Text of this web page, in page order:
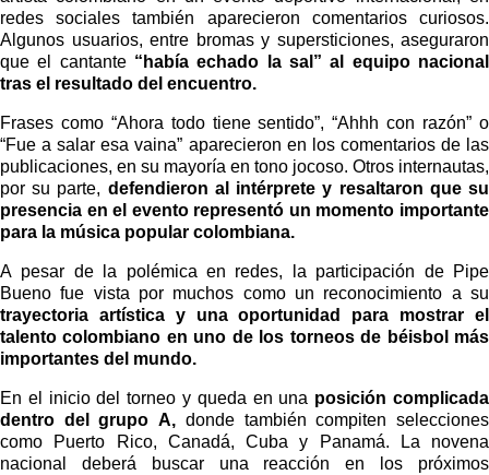
redes sociales también aparecieron comentarios curiosos.
Algunos usuarios, entre bromas y supersticiones, aseguraron
que el cantante“había echado la sal” al equipo nacional
tras el resultado del encuentro.
Frases como “Ahora todo tiene sentido”, “Ahhh con razón” o
“Fue a salar esa vaina” aparecieron en los comentarios de las
publicaciones, en su mayoría en tono jocoso. Otros internautas,
por su parte, defendieron al intérprete y resaltaron que su
presencia en el evento representó un momento importante
para la música popular colombiana.
A pesar de la polémica en redes, la participación de Pipe
Bueno fue vista por muchos como un reconocimiento a su
trayectoria artística y una oportunidad para mostrar el
talento colombiano en uno de los torneos de béisbol más
importantes del mundo.
En el inicio del torneo y queda en una posición complicada
dentro del grupo A, donde también compiten selecciones
como Puerto Rico, Canadá, Cuba y Panamá. La novena
nacional deberá buscar una reacción en los próximos